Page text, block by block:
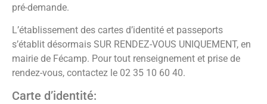
pré-demande.
L’établissement des cartes d’identité et passeports
s’établit désormais SUR RENDEZ-VOUS UNIQUEMENT, en
mairie de Fécamp. Pour tout renseignement et prise de
rendez-vous, contactez le 02 35 10 60 40.
Carte d’identité: